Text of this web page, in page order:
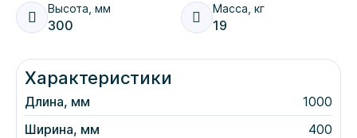
Высота, мм
300
Масса, кг
19
Характеристики
Длина, мм
1000
Ширина, мм
400